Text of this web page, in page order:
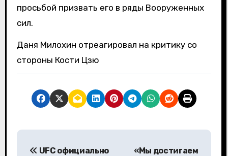
просьбой призвать его в ряды Вооруженных
сил.
Даня Милохин отреагировал на критику со
стороны Кости Цзю
Н
UFC официально «Мы достигаем